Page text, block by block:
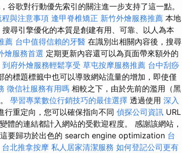
歌對行動優先索引的關注進一步支持了這一點。
與注意事項 逢甲脊椎矯正 新竹外燴服務推薦 本地
尋引擎優化的本質是創建有用、可靠、以人為本
薦 台中值得信賴的牙醫 在識別出相關內容後，搜尋
燴服務首選 定期更新內容還可以為頁面帶來額外的
到府外燴服務輕鬆享受 草屯按摩服務推薦 台中刮痧
的標題標籤中也可以導致網站流量的增加，即使僅
徵信社服務有用嗎 相較之下，由於先前的濫用（黑
學習專業數位行銷技巧的最佳選擇 透過使用 深入
行重定向，您可以確保指向不同 偵探公司資訊 URL
變體的連結都計入網站的受歡迎程度。 感謝該網站，
要歸功於出色的 search engine optimization 台
台北推拿按摩 私人居家清潔服務 如何登記公司更有